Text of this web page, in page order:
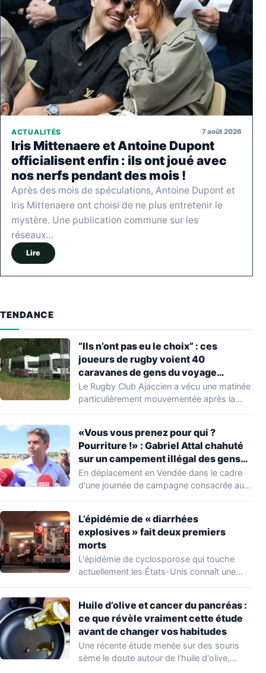
ACTUALITÉS 7 août 2026
Iris Mittenaere et Antoine Dupont
officialisent enfin : ils ont joué avec
nos nerfs pendant des mois !
Après des mois de spéculations, Antoine Dupont et
Iris Mittenaere ont choisi de ne plus entretenir le
mystère. Une publication commune sur les
réseaux…
Lire
TENDANCE
“Ils n’ont pas eu le choix” : ces
joueurs de rugby voient 40
caravanes de gens du voyage
s’installer dans leur stade, ils les
délogent en moins d’1 heure
Le Rugby Club Ajaccien a vécu une matinée
particulièrement mouvementée après la
«Vous vous prenez pour qui ?
Pourriture !» : Gabriel Attal chahuté
sur un campement illégal des gens
du voyage
En déplacement en Vendée dans le cadre
d'une journée de campagne consacrée aux
L’épidémie de « diarrhées
explosives » fait deux premiers
morts
L'épidémie de cyclosporose qui touche
actuellement les États-Unis connaît une
Huile d’olive et cancer du pancréas :
ce que révèle vraiment cette étude
avant de changer vos habitudes
Une récente étude menée sur des souris
sème le doute autour de l'huile d'olive,…